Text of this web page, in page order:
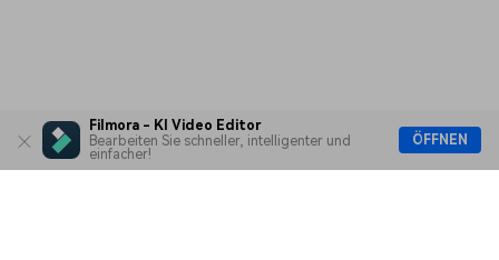
Filmora - KI Video Editor
Bearbeiten Sie schneller, intelligenter und
einfacher!
ÖFFNEN